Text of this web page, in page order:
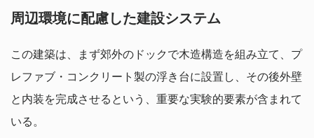
周辺環境に配慮した建設システム
この建築は、まず郊外のドックで木造構造を組み立て、プ
レファブ・コンクリート製の浮き台に設置し、その後外壁
と内装を完成させるという、重要な実験的要素が含まれて
いる。